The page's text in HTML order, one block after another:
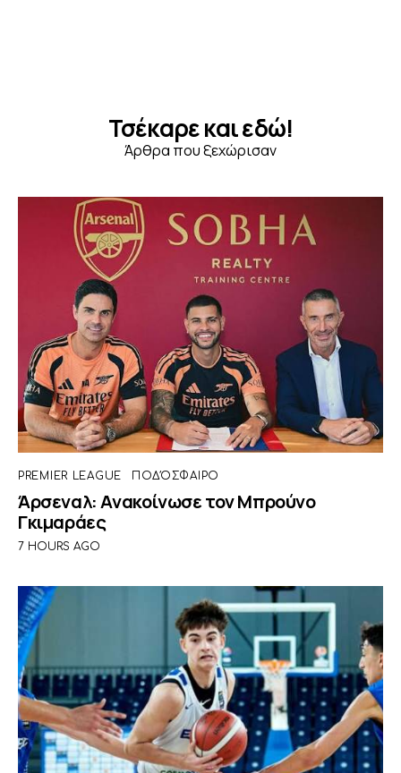
Τσέκαρε και εδώ!
Άρθρα που ξεχώρισαν
PREMIER LEAGUE ΠΟΔΌΣΦΑΙΡΟ
Άρσεναλ: Ανακοίνωσε τον Μπρούνο
Γκιμαράες
7 HOURS AGO